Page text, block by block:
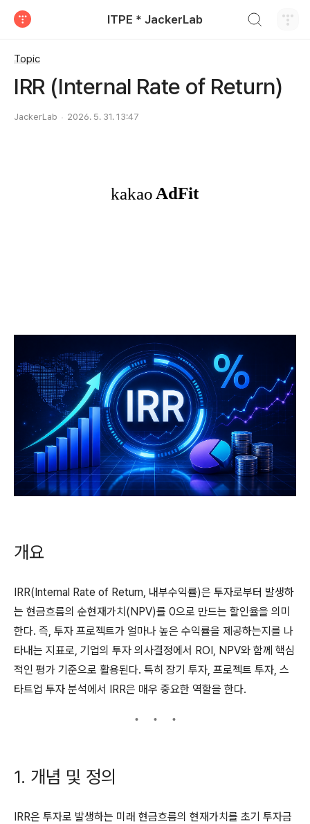
ITPE * JackerLab
Topic
IRR (Internal Rate of Return)
JackerLab 2026. 5. 31. 13:47
개요
IRR(Internal Rate of Return, 내부수익률)은 투자로부터 발생하
는 현금흐름의 순현재가치(NPV)를 0으로 만드는 할인율을 의미
한다. 즉, 투자 프로젝트가 얼마나 높은 수익률을 제공하는지를 나
타내는 지표로, 기업의 투자 의사결정에서 ROI, NPV와 함께 핵심
적인 평가 기준으로 활용된다. 특히 장기 투자, 프로젝트 투자, 스
타트업 투자 분석에서 IRR은 매우 중요한 역할을 한다.
1. 개념 및 정의
IRR은 투자로 발생하는 미래 현금흐름의 현재가치를 초기 투자금